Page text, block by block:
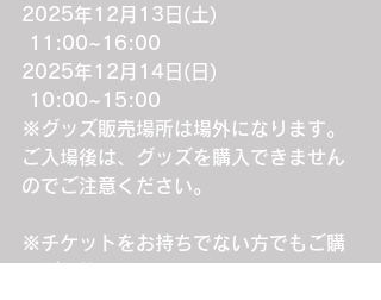
2025年12月13日(土)
11:00~16:00
2025年12月14日(日)
10:00~15:00
※グッズ販売場所は場外になります。
ご入場後は、グッズを購入できません
のでご注意ください。
※チケットをお持ちでない方でもご購